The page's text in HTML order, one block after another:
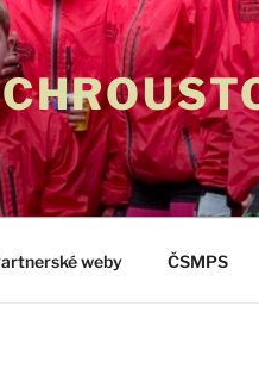
weby ČSMPS